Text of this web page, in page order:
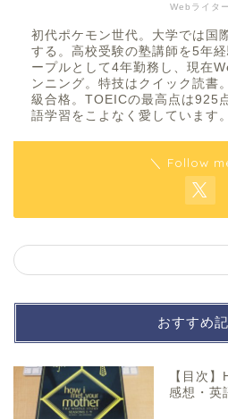
Webライター
初代ポケモン世代。大学では国
する。高校受験の塾講師を5年
ープルとして4年勤務し、現在
ンニング。特技はクイック読書
級合格。TOEICの最高点は925
語学習をこよなく愛しています。
＼ Follow
おすすめ
【目次
感想・英